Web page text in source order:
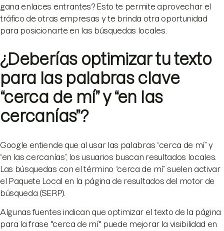
gana enlaces entrantes? Esto te permite aprovechar el
tráfico de otras empresas y te brinda otra oportunidad
para posicionarte en las búsquedas locales.
¿Deberías optimizar tu texto
para las palabras clave
“cerca de mí” y “en las
cercanías”?
Google entiende que al usar las palabras “cerca de mí” y
“en las cercanías”, los usuarios buscan resultados locales.
Las búsquedas con el término “cerca de mí” suelen activar
el Paquete Local en la página de resultados del motor de
búsqueda (SERP).
Algunas fuentes indican que optimizar el texto de la página
para la frase "cerca de mí" puede mejorar la visibilidad en